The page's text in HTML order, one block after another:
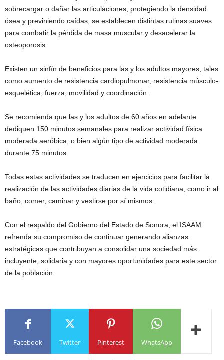
sobrecargar o dañar las articulaciones, protegiendo la densidad
ósea y previniendo caídas, se establecen distintas rutinas suaves
para combatir la pérdida de masa muscular y desacelerar la
osteoporosis.
Existen un sinfín de beneficios para las y los adultos mayores, tales
como aumento de resistencia cardiopulmonar, resistencia músculo-
esquelética, fuerza, movilidad y coordinación.
Se recomienda que las y los adultos de 60 años en adelante
dediquen 150 minutos semanales para realizar actividad física
moderada aeróbica, o bien algún tipo de actividad moderada
durante 75 minutos.
Todas estas actividades se traducen en ejercicios para facilitar la
realización de las actividades diarias de la vida cotidiana, como ir al
baño, comer, caminar y vestirse por sí mismos.
Con el respaldo del Gobierno del Estado de Sonora, el ISAAM
refrenda su compromiso de continuar generando alianzas
estratégicas que contribuyan a consolidar una sociedad más
incluyente, solidaria y con mayores oportunidades para este sector
de la población.
Facebook Twitter Pinterest WhatsApp